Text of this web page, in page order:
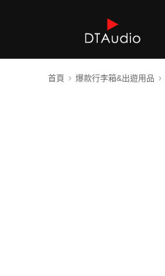
首頁 爆款行李箱&出遊用品